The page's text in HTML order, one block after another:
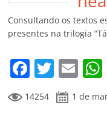
k
Consultando os textos
presentes na trilogia
F
a
c
T
w
itt
E
m
ai
14254 1 de